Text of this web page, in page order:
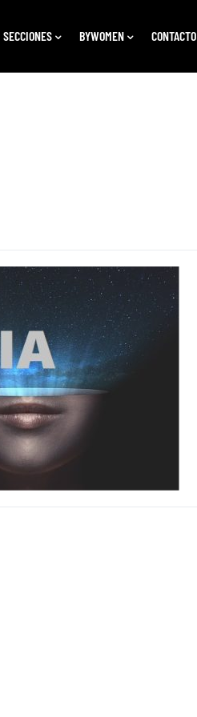
SECCIONES BYWOMEN CONTACTO